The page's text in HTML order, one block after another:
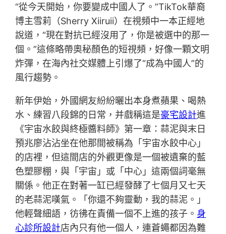
“從今天開始，你要變成中國人了。”TikTok華裔
博主雪莉（Sherry Xiiruii）在視頻中一本正經地
說道，“現在對抗已經沒用了，你是被選中的那一
個。”這條略帶奧秘顏色的短視頻，好像一顆文明
炸彈，在海內社交媒體上引爆了“成為中國人”的
風行趨勢。
新年伊始，外國網友紛紛曬出本身煮蘋果、喝熱
水、練習八段錦的日常，并戲稱這是豪宅設計進
《宇宙水餃與終極醬料師》第一章：蒜泥與末日
預兆廖沾沾坐在他那間被稱為「宇宙水餃中心」
的店裡，但這間店的外觀更像是一個被遺棄的藍
色塑膠棚，與「宇宙」或「中心」這兩個詞毫無
關係。他正在對著一缸已經發酵了七個月又七天
的老蒜泥嘆氣。「你還不夠靈動，我的蒜泥。」
他輕聲細語，彷彿在責備一個不上進的孩子。 身
心診所設計店內只有他一個人，連蒼蠅都因為難